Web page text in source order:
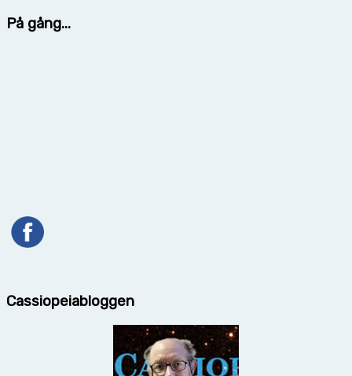
På gång...
Cassiopeiabloggen